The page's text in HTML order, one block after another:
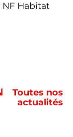
NF Habitat
Toutes nos
actualités